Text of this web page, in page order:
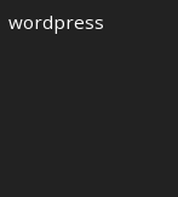
wordpress